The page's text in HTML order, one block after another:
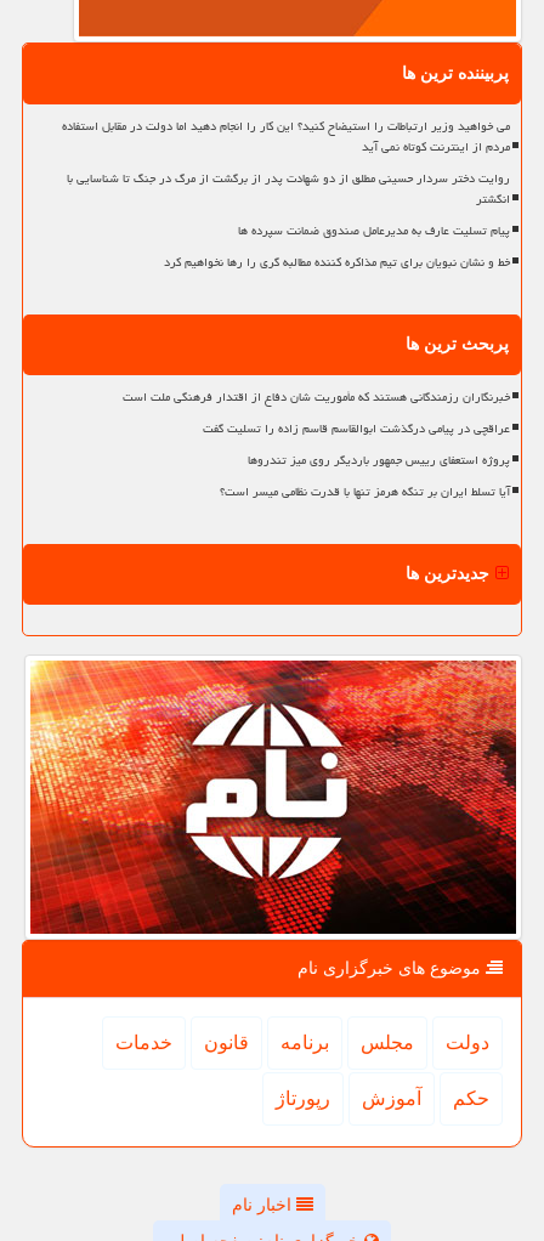
پربیننده ترین ها
می خواهید وزیر ارتباطات را استیضاح کنید؟ این کار را انجام دهید اما دولت در مقابل استفاده
مردم از اینترنت کوتاه نمی آید
روایت دختر سردار حسینی مطلق از دو شهادت پدر از برگشت از مرگ در جنگ تا شناسایی با
انگشتر
پیام تسلیت عارف به مدیرعامل صندوق ضمانت سپرده ها
خط و نشان نبویان برای تیم مذاکره کننده مطالبه گری را رها نخواهیم کرد
پربحث ترین ها
خبرنگاران رزمندگانی هستند که مأموریت شان دفاع از اقتدار فرهنگی ملت است
عراقچی در پیامی درگذشت ابوالقاسم قاسم زاده را تسلیت گفت
پروژه استعفای رییس جمهور باردیگر روی میز تندروها
آیا تسلط ایران بر تنگه هرمز تنها با قدرت نظامی میسر است؟
جدیدترین ها
موضوع های خبرگزاری نام
دولت مجلس برنامه قانون خدمات
حكم آموزش رپورتاژ
اخبار نام